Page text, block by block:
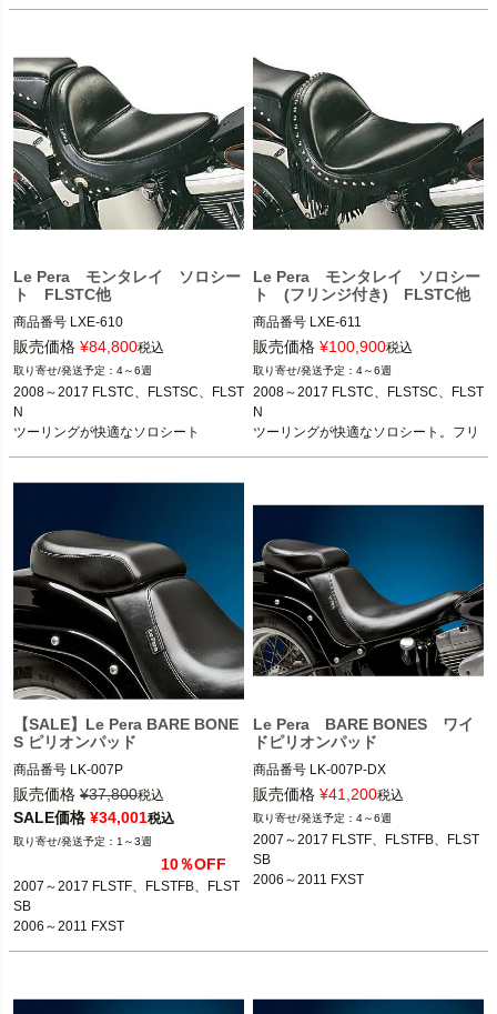
Le Pera(ラペラ) Le Pera(ラペラ)
Le Pera モンタレイ ソロシー
ト FLSTC他
商品番号 LXE-610
メーカー型番：LXE-610
Le Pera(ラペラ)
販売価格 ¥84,800税込
4～6週
2008～2017 FLSTC、FLSTSC、FLST
N
ツーリングが快適なソロシート
Le Pera モンタレイ ソロシー
ト (フリンジ付き) FLSTC他
商品番号 LXE-611
メーカー型番：LXE-611
Le Pera(ラペラ)
販売価格 ¥100,900税込
4～6週
2008～2017 FLSTC、FLSTSC、FLST
N
ツーリングが快適なソロシート。フリ
【SALE】Le Pera BARE BONE
S ピリオンパッド
商品番号 LK-007P
D型番：0802-0550,メーカー型番：LK
-007P,B型番：498977
2007～2017 FLSTF、FLSTFB、FLST
2006～2011 FXST ※FXSTDは除く。
Le Pera(ラペラ)
販売価格 ¥37,800税込
SALE価格 ¥34,001税込
1～3週
10％OFF
2007～2017 FLSTF、FLSTFB、FLST
SB
2006～2011 FXST
Le Pera BARE BONES ワイ
ドピリオンパッド
商品番号 LK-007P-DX
D型番：0802-0562,メーカー型番：LK
-007P-DX
2007～2017 FLSTF、FLSTFB、FLST
販売価格 ¥41,200税込
4～6週
2007～2017 FLSTF、FLSTFB、FLST
SB
2006～2011 FXST